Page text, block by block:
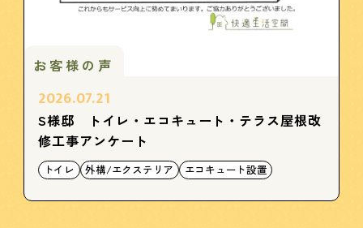
お客様の声
2026.07.21
S様邸 トイレ・エコキュート・テラス屋根改
修工事アンケート
トイレ 外構/エクステリア エコキュート設置